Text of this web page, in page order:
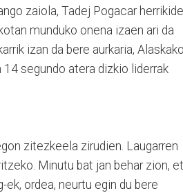
zaiola, Tadej Pogacar
munduko onena izaen ari da
izan da bere aurkaria, Alaskako
segundo atera dizkio liderrak
zitezkeela zirudien. Laugarren
Minutu bat jan behar zion,
ordea, neurtu egin du bere